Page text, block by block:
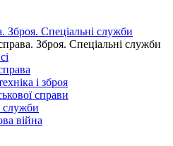
Зброя. Спеціальні служби
Зброя. Спеціальні служби
і зброя
справи
служби
війна